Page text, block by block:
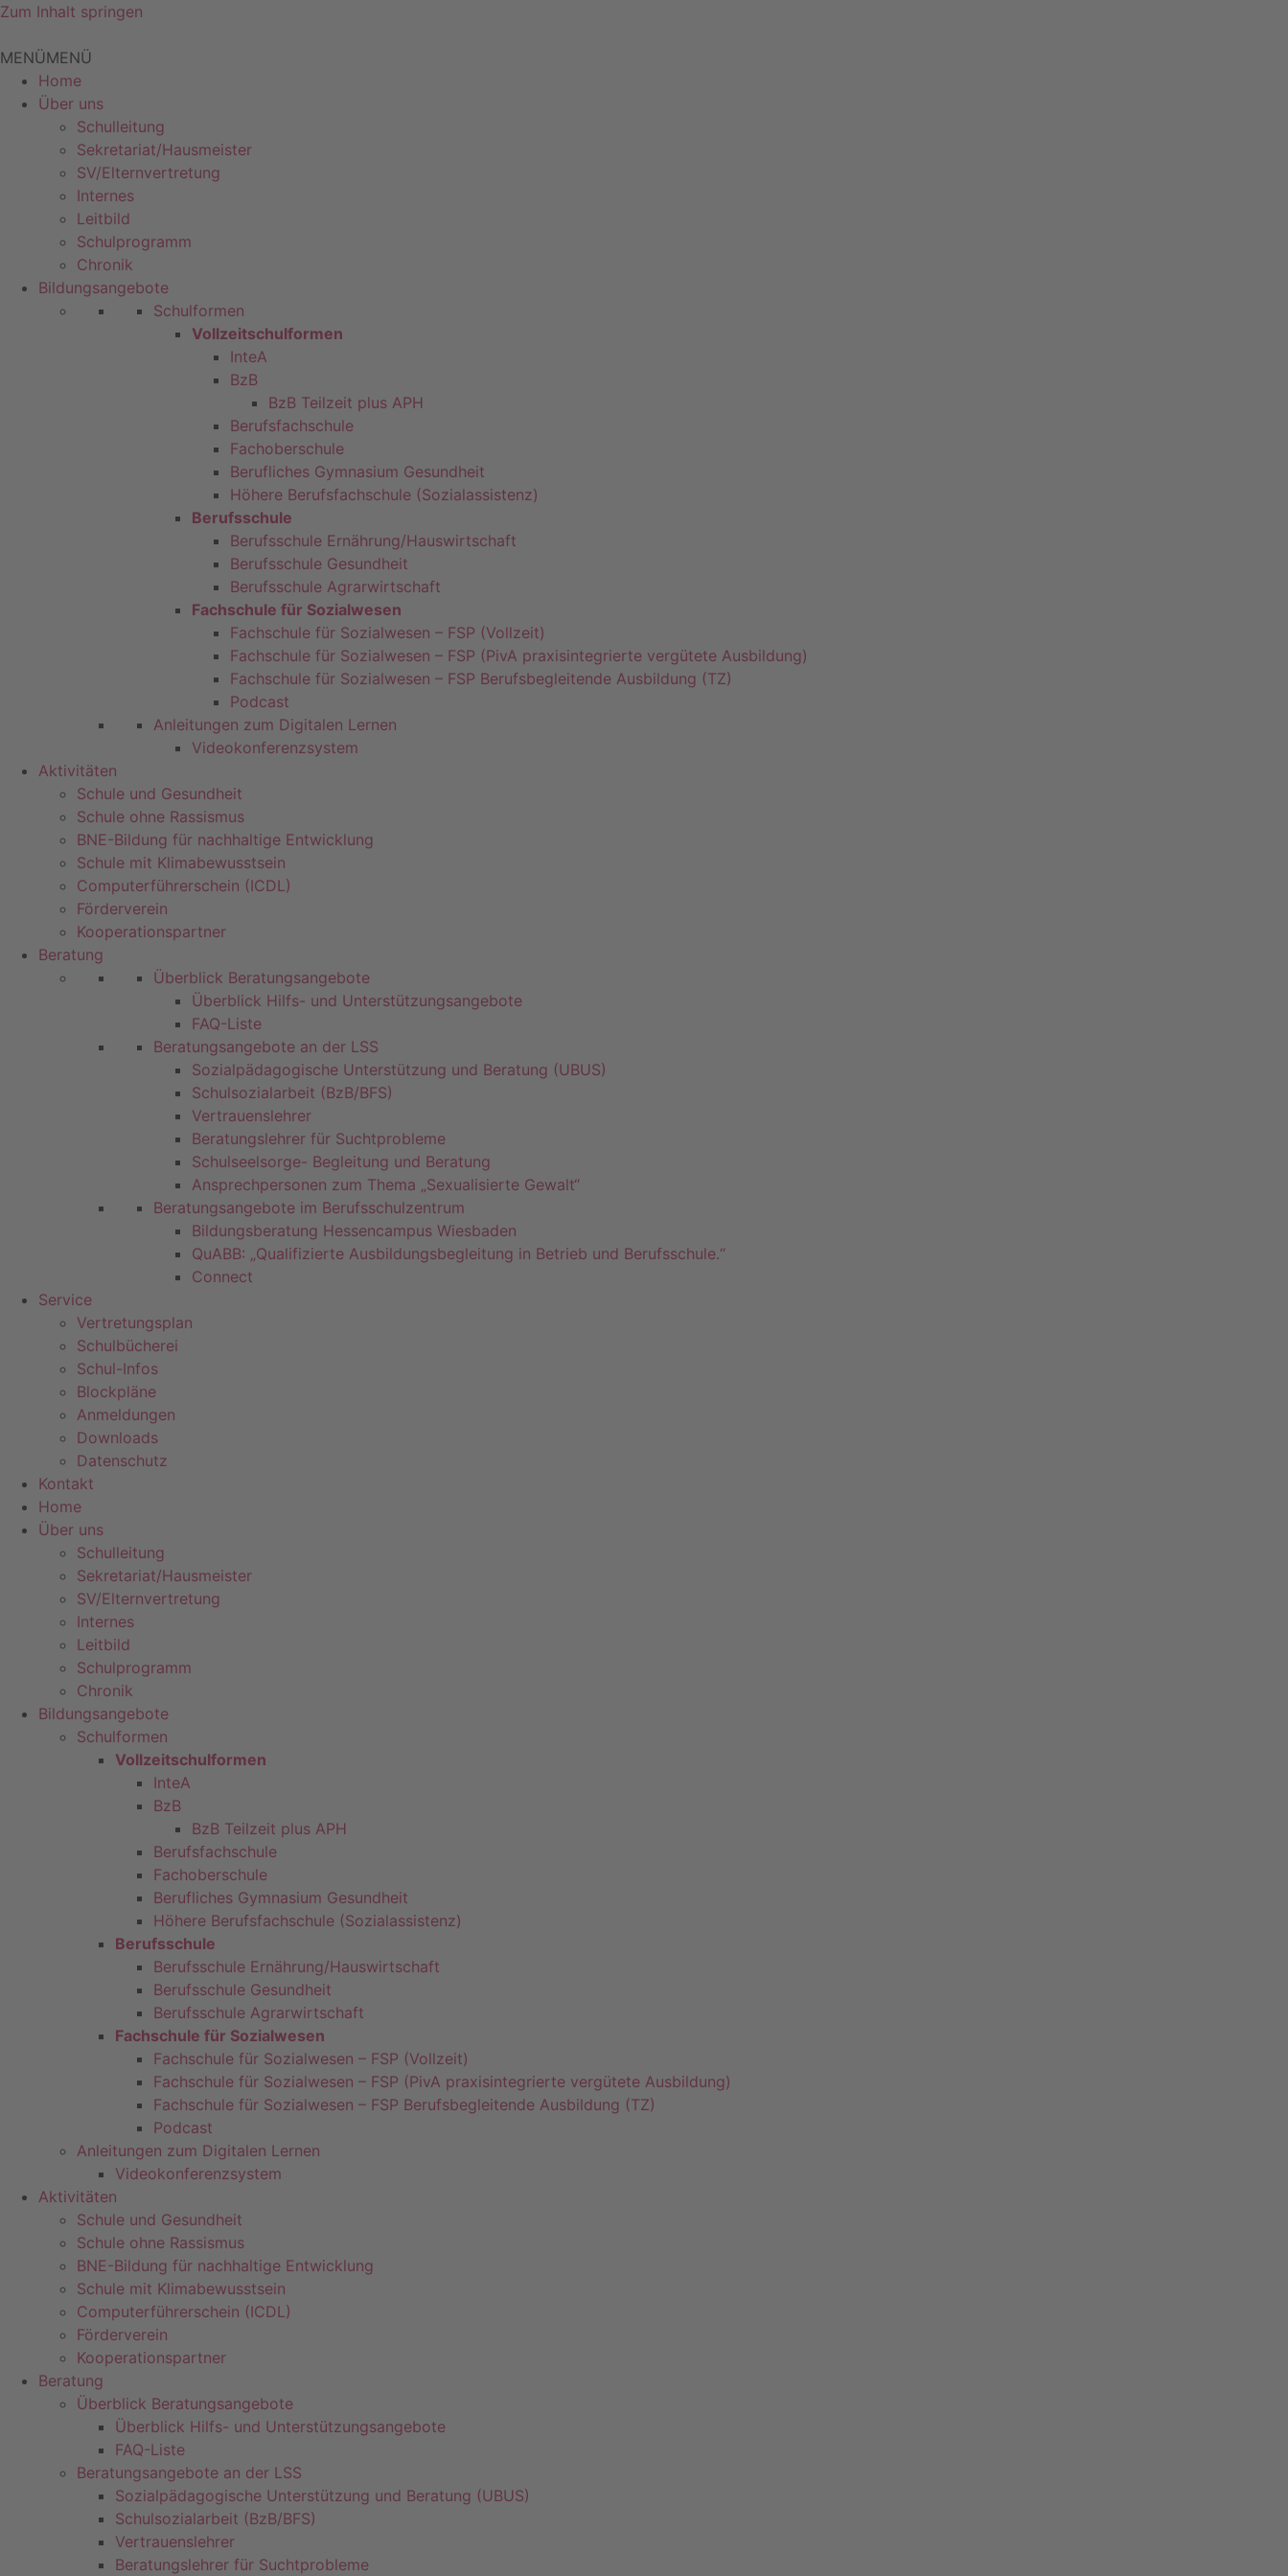
Zum Inhalt springen
MENÜMENÜ
Home
Über uns
Schulleitung
Sekretariat/Hausmeister
SV/Elternvertretung
Internes
Leitbild
Schulprogramm
Chronik
Bildungsangebote
Schulformen
Vollzeitschulformen
InteA
BzB
BzB Teilzeit plus APH
Berufsfachschule
Fachoberschule
Berufliches Gymnasium Gesundheit
Höhere Berufsfachschule (Sozialassistenz)
Berufsschule
Berufsschule Ernährung/Hauswirtschaft
Berufsschule Gesundheit
Berufsschule Agrarwirtschaft
Fachschule für Sozialwesen
Fachschule für Sozialwesen – FSP (Vollzeit)
Fachschule für Sozialwesen – FSP (PivA praxisintegrierte vergütete Ausbildung)
Fachschule für Sozialwesen – FSP Berufsbegleitende Ausbildung (TZ)
Podcast
Anleitungen zum Digitalen Lernen
Videokonferenzsystem
Aktivitäten
Schule und Gesundheit
Schule ohne Rassismus
BNE-Bildung für nachhaltige Entwicklung
Schule mit Klimabewusstsein
Computerführerschein (ICDL)
Förderverein
Kooperationspartner
Beratung
Überblick Beratungsangebote
Überblick Hilfs- und Unterstützungsangebote
FAQ-Liste
Beratungsangebote an der LSS
Sozialpädagogische Unterstützung und Beratung (UBUS)
Schulsozialarbeit (BzB/BFS)
Vertrauenslehrer
Beratungslehrer für Suchtprobleme
Schulseelsorge- Begleitung und Beratung
Ansprechpersonen zum Thema „Sexualisierte Gewalt“
Beratungsangebote im Berufsschulzentrum
Bildungsberatung Hessencampus Wiesbaden
QuABB: „Qualifizierte Ausbildungsbegleitung in Betrieb und Berufsschule.“
Connect
Service
Vertretungsplan
Schulbücherei
Schul-Infos
Blockpläne
Anmeldungen
Downloads
Datenschutz
Kontakt
Home
Über uns
Schulleitung
Sekretariat/Hausmeister
SV/Elternvertretung
Internes
Leitbild
Schulprogramm
Chronik
Bildungsangebote
Schulformen
Vollzeitschulformen
InteA
BzB
BzB Teilzeit plus APH
Berufsfachschule
Fachoberschule
Berufliches Gymnasium Gesundheit
Höhere Berufsfachschule (Sozialassistenz)
Berufsschule
Berufsschule Ernährung/Hauswirtschaft
Berufsschule Gesundheit
Berufsschule Agrarwirtschaft
Fachschule für Sozialwesen
Fachschule für Sozialwesen – FSP (Vollzeit)
Fachschule für Sozialwesen – FSP (PivA praxisintegrierte vergütete Ausbildung)
Fachschule für Sozialwesen – FSP Berufsbegleitende Ausbildung (TZ)
Podcast
Anleitungen zum Digitalen Lernen
Videokonferenzsystem
Aktivitäten
Schule und Gesundheit
Schule ohne Rassismus
BNE-Bildung für nachhaltige Entwicklung
Schule mit Klimabewusstsein
Computerführerschein (ICDL)
Förderverein
Kooperationspartner
Beratung
Überblick Beratungsangebote
Überblick Hilfs- und Unterstützungsangebote
FAQ-Liste
Beratungsangebote an der LSS
Sozialpädagogische Unterstützung und Beratung (UBUS)
Schulsozialarbeit (BzB/BFS)
Vertrauenslehrer
Beratungslehrer für Suchtprobleme